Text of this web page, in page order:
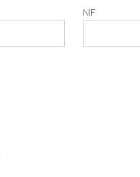
NIF